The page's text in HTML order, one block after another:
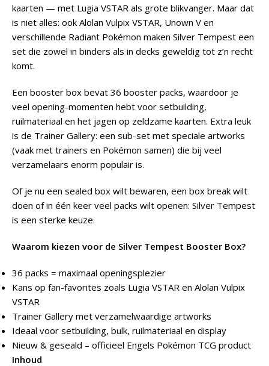
kaarten — met Lugia VSTAR als grote blikvanger. Maar dat
is niet alles: ook Alolan Vulpix VSTAR, Unown V en
verschillende Radiant Pokémon maken Silver Tempest een
set die zowel in binders als in decks geweldig tot z’n recht
komt.
Een booster box bevat 36 booster packs, waardoor je
veel opening-momenten hebt voor setbuilding,
ruilmateriaal en het jagen op zeldzame kaarten. Extra leuk
is de Trainer Gallery: een sub-set met speciale artworks
(vaak met trainers en Pokémon samen) die bij veel
verzamelaars enorm populair is.
Of je nu een sealed box wilt bewaren, een box break wilt
doen of in één keer veel packs wilt openen: Silver Tempest
is een sterke keuze.
Waarom kiezen voor de Silver Tempest Booster Box?
36 packs = maximaal openingsplezier
Kans op fan-favorites zoals Lugia VSTAR en Alolan Vulpix
VSTAR
Trainer Gallery met verzamelwaardige artworks
Ideaal voor setbuilding, bulk, ruilmateriaal en display
Nieuw & geseald – officieel Engels Pokémon TCG product
Inhoud